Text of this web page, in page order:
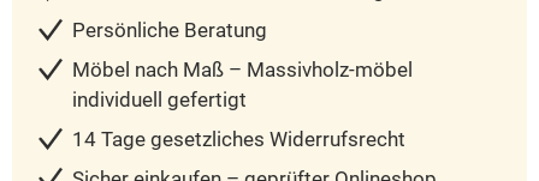
Persönliche Beratung
Möbel nach Maß – Massivholz-möbel
individuell gefertigt
14 Tage gesetzliches Widerrufsrecht